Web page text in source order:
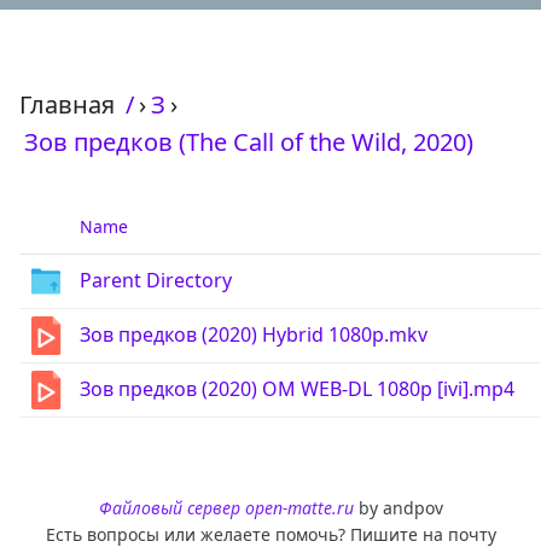
Главная /›З ›
Зов предков (The Call of the Wild, 2020)
Name
Parent Directory
Зов предков (2020) Hybrid 1080p.mkv
Зов предков (2020) OM WEB-DL 1080p [ivi].mp4
Файловый сервер open-matte.ruby andpov
Есть вопросы или желаете помочь? Пишите на почту